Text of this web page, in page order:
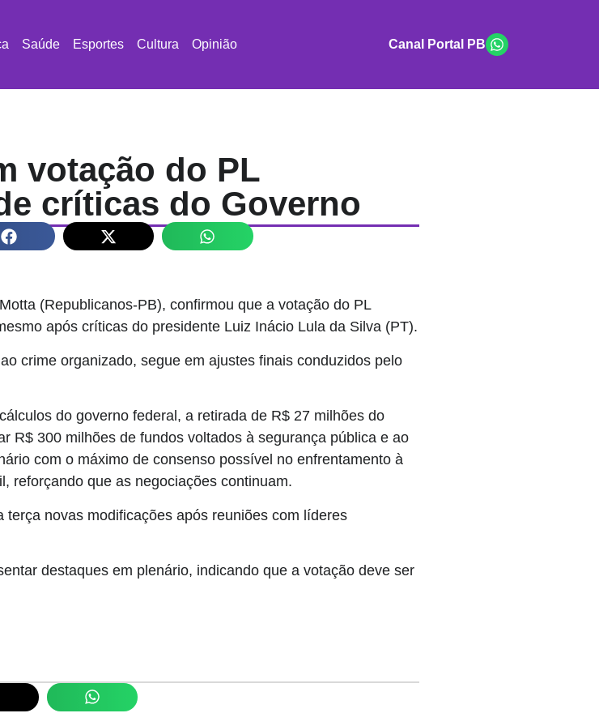
Saúde Esportes Cultura Opinião Canal Portal PB
votação do PL
críticas do Governo
(Republicanos-PB), confirmou que a votação do PL
após críticas do presidente Luiz Inácio Lula da Silva (PT).
crime organizado, segue em ajustes finais conduzidos pelo
do governo federal, a retirada de R$ 27 milhões do
R$ 300 milhões de fundos voltados à segurança pública e ao
com o máximo de consenso possível no enfrentamento à
reforçando que as negociações continuam.
novas modificações após reuniões com líderes
destaques em plenário, indicando que a votação deve ser